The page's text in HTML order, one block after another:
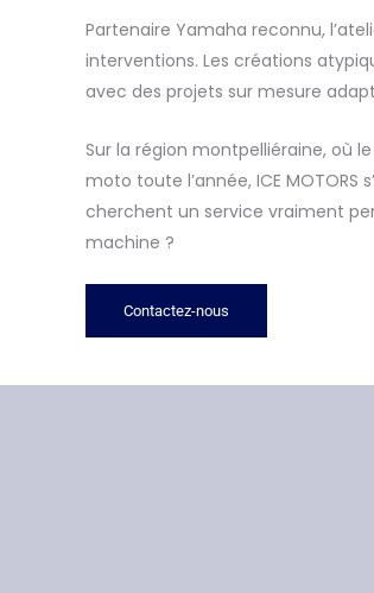
Partenaire Yamaha reconnu,
interventions. Les créations
avec des projets sur mesure
Sur la région montpelliéraine, où
moto toute l’année, ICE
cherchent un service vraiment
machine ?
Contactez-nous